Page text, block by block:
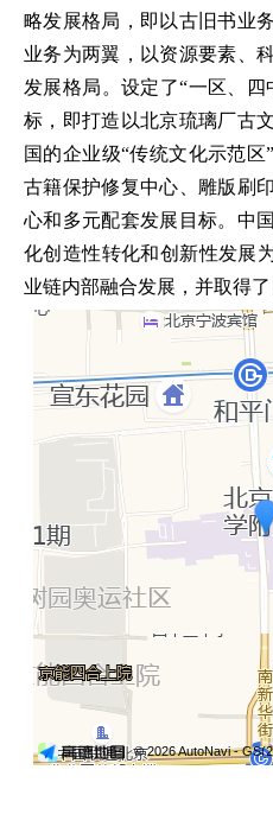
略发展格局，即以古旧书业
业务为两翼，以资源要素、
发展格局。设定了“一区、四
标，即打造以北京琉璃厂古
国的企业级“传统文化示范区
古籍保护修复中心、雕版刷
心和多元配套发展目标。中
化创造性转化和创新性发展
业链内部融合发展，并取得